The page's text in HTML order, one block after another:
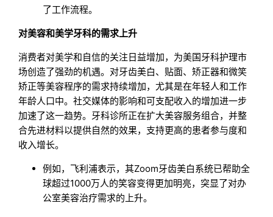
了工作流程。
对美容和美学牙科的需求上升
消费者对美学和自信的关注日益增加，为美国牙科护理市
场创造了强劲的机遇。对牙齿美白、贴面、矫正器和微笑
矫正等美容程序的需求持续增加，尤其是在年轻人和工作
年龄人口中。社交媒体的影响和可支配收入的增加进一步
加速了这一趋势。牙科诊所正在扩大美容服务组合，并整
合先进材料以提供自然的效果，支持更高的患者参与度和
收入增长。
例如，飞利浦表示，其Zoom牙齿美白系统已帮助全
球超过1000万人的笑容变得更加明亮，突显了对办
公室美容治疗需求的上升。